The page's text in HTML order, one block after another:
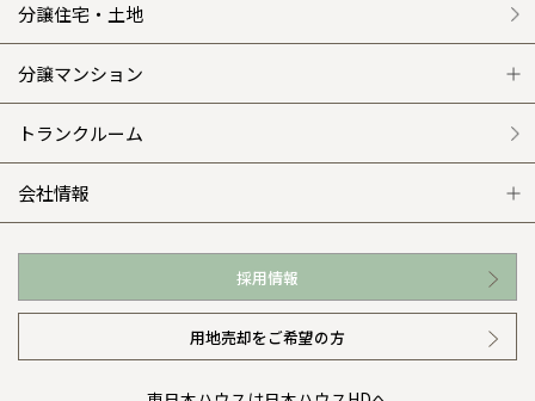
施工事例
平屋の家
外観・インテリア集
WEB住宅展示場
お近くの展示場
イベント情報
選ばれる理由
リフォームの流れ
介護保険利用で快適リフォーム
カタログ請求（無料）
賃貸併用住宅のメリット
安心のサポートシステム
商品紹介
展示場案内
分譲住宅・土地
分譲マンション
分譲マンション トップ
ワザックとは
高い信頼性
安心の管理体制
トランクルーム
会社情報
会社情報 トップ
ニュースリリース
採用情報
用地売却をご希望の方